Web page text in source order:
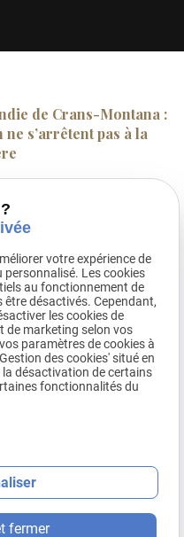
phone
mail
de Crans-Montana :
s’arrêtent pas à la
les esprits. Derrière le choc, le
essentielle pour les
endeuillées : Quels ...
A L'AIDE JURIDIQUE
A COMPTER DU 1er
Impôts résultant de la loi de
contribution de 50 € à la
votre expérience de
Les cookies
au fonctionnement de
être désactivés. Cependant,
les cookies de
de marketing selon vos
paramètres de cookies à
des cookies' situé en
la désactivation de certains
fonctionnalités du
fermer